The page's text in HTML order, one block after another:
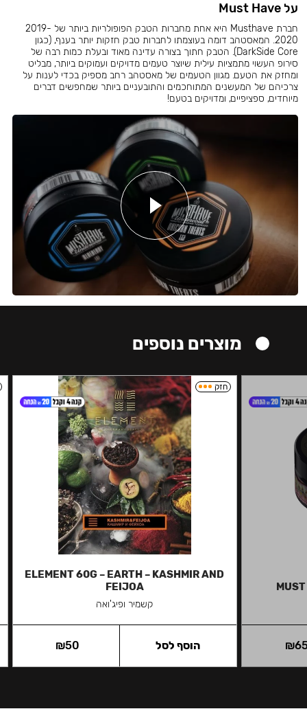
על Must Have
חברת Musthave היא אחת מחברות הטבק הפופולריות ביותר של 2019-
2020. המאסטהב דומה בעוצמתו לחברות טבק חזקות יותר בענף, (כגון
DarkSide Core). הטבק חתוך בצורה עדינה מאוד ובעלת כמות רבה של
סירופ העשוי מתמציות עילית שיוצר טעמים מדויקים ועמוקים ביותר, מבליט
ומחזק את הטעם. מגוון הטעמים של מאסטהב רחב מספיק בכדי לענות על
צרכיהם של המעשנים המתוחכמים והתובעניים ביותר שמחפשים דברים
מיוחדים, ספציפיים, ומדויקים בטעם!
מוצרים נוספים
₪
חזק
ELEMENT 60G – EARTH – KASHMIR AND
FEIJOA
קשמיר ופיג'ואה
₪50 הוסף לסל